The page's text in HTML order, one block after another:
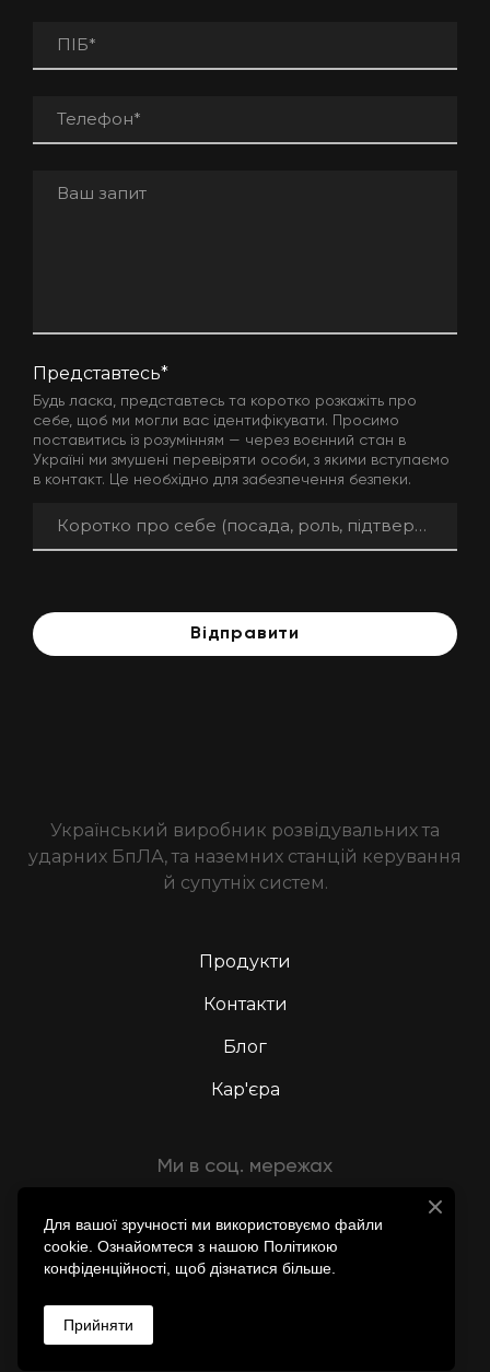
Представтесь*
Будь ласка, представтесь та коротко розкажіть про
себе, щоб ми могли вас ідентифікувати. Просимо
поставитись із розумінням — через воєнний стан в
Україні ми змушені перевіряти особи, з якими вступаємо
в контакт. Це необхідно для забезпечення безпеки.
Відправити
Український виробник розвідувальних та
ударних БпЛА, та наземних станцій керування
й супутніх систем.
Продукти
Контакти
Блог
Кар'єра
Ми в соц. мережах
Для вашої зручності ми використовуємо файли
cookie. Ознайомтеся з нашою Політикою
конфіденційності, щоб дізнатися більше.
Прийняти